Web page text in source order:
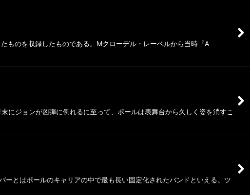
ものを収録したものである。Mクローデル・レーベルから当時『A
ジョンが凶弾に倒れるに至って、ポールは表舞台から久しく姿を消すこ
とはポールのキャリアの中で最も長い固定化されたバンドといえる。ツ